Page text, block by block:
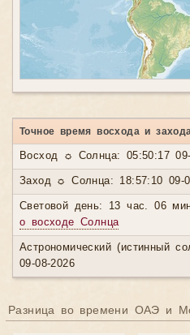
Точное время восхода и
Восход ☼ Солнца: 05:50:17 09-
Заход ☼ Солнца: 18:57:10 09-
Световой день: 13 час. 06
о восходе Солнца
Астрономический (истинный
09-08-2026
Разница во времени ОАЭ и